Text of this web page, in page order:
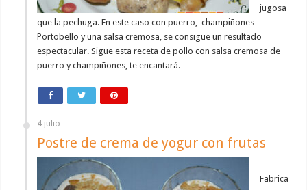
jugosa
que la pechuga. En este caso con puerro, champiñones
Portobello y una salsa cremosa, se consigue un resultado
espectacular. Sigue esta receta de pollo con salsa cremosa de
puerro y champiñones, te encantará.
4 julio
Postre de crema de yogur con frutas
Fabrica